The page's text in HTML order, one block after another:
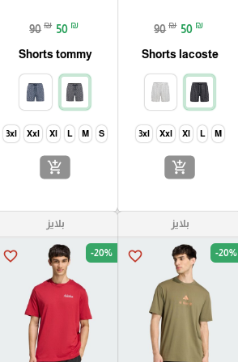
90 ₪ 50 ₪
Shorts lacoste
M
L
Xl
Xxl
3xl
add_shopping_cart
90 ₪ 50 ₪
Shorts tommy
S
M
L
Xl
Xxl
3xl
add_shopping_cart
بلايز
favorite_border -20%
بلايز
favorite_border -20%